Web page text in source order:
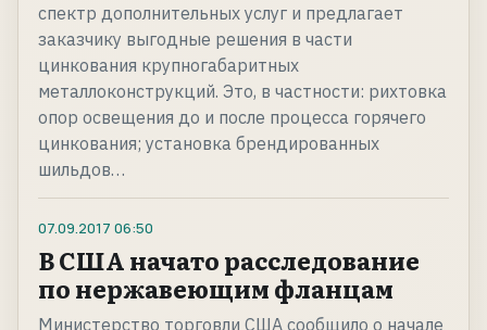
спектр дополнительных услуг и предлагает
заказчику выгодные решения в части
цинкования крупногабаритных
металлоконструкций. Это, в частности: рихтовка
опор освещения до и после процесса горячего
цинкования; установка брендированных
шильдов…
07.09.2017 06:50
В США начато расследование
по нержавеющим фланцам
Министерство торговли США сообщило о начале